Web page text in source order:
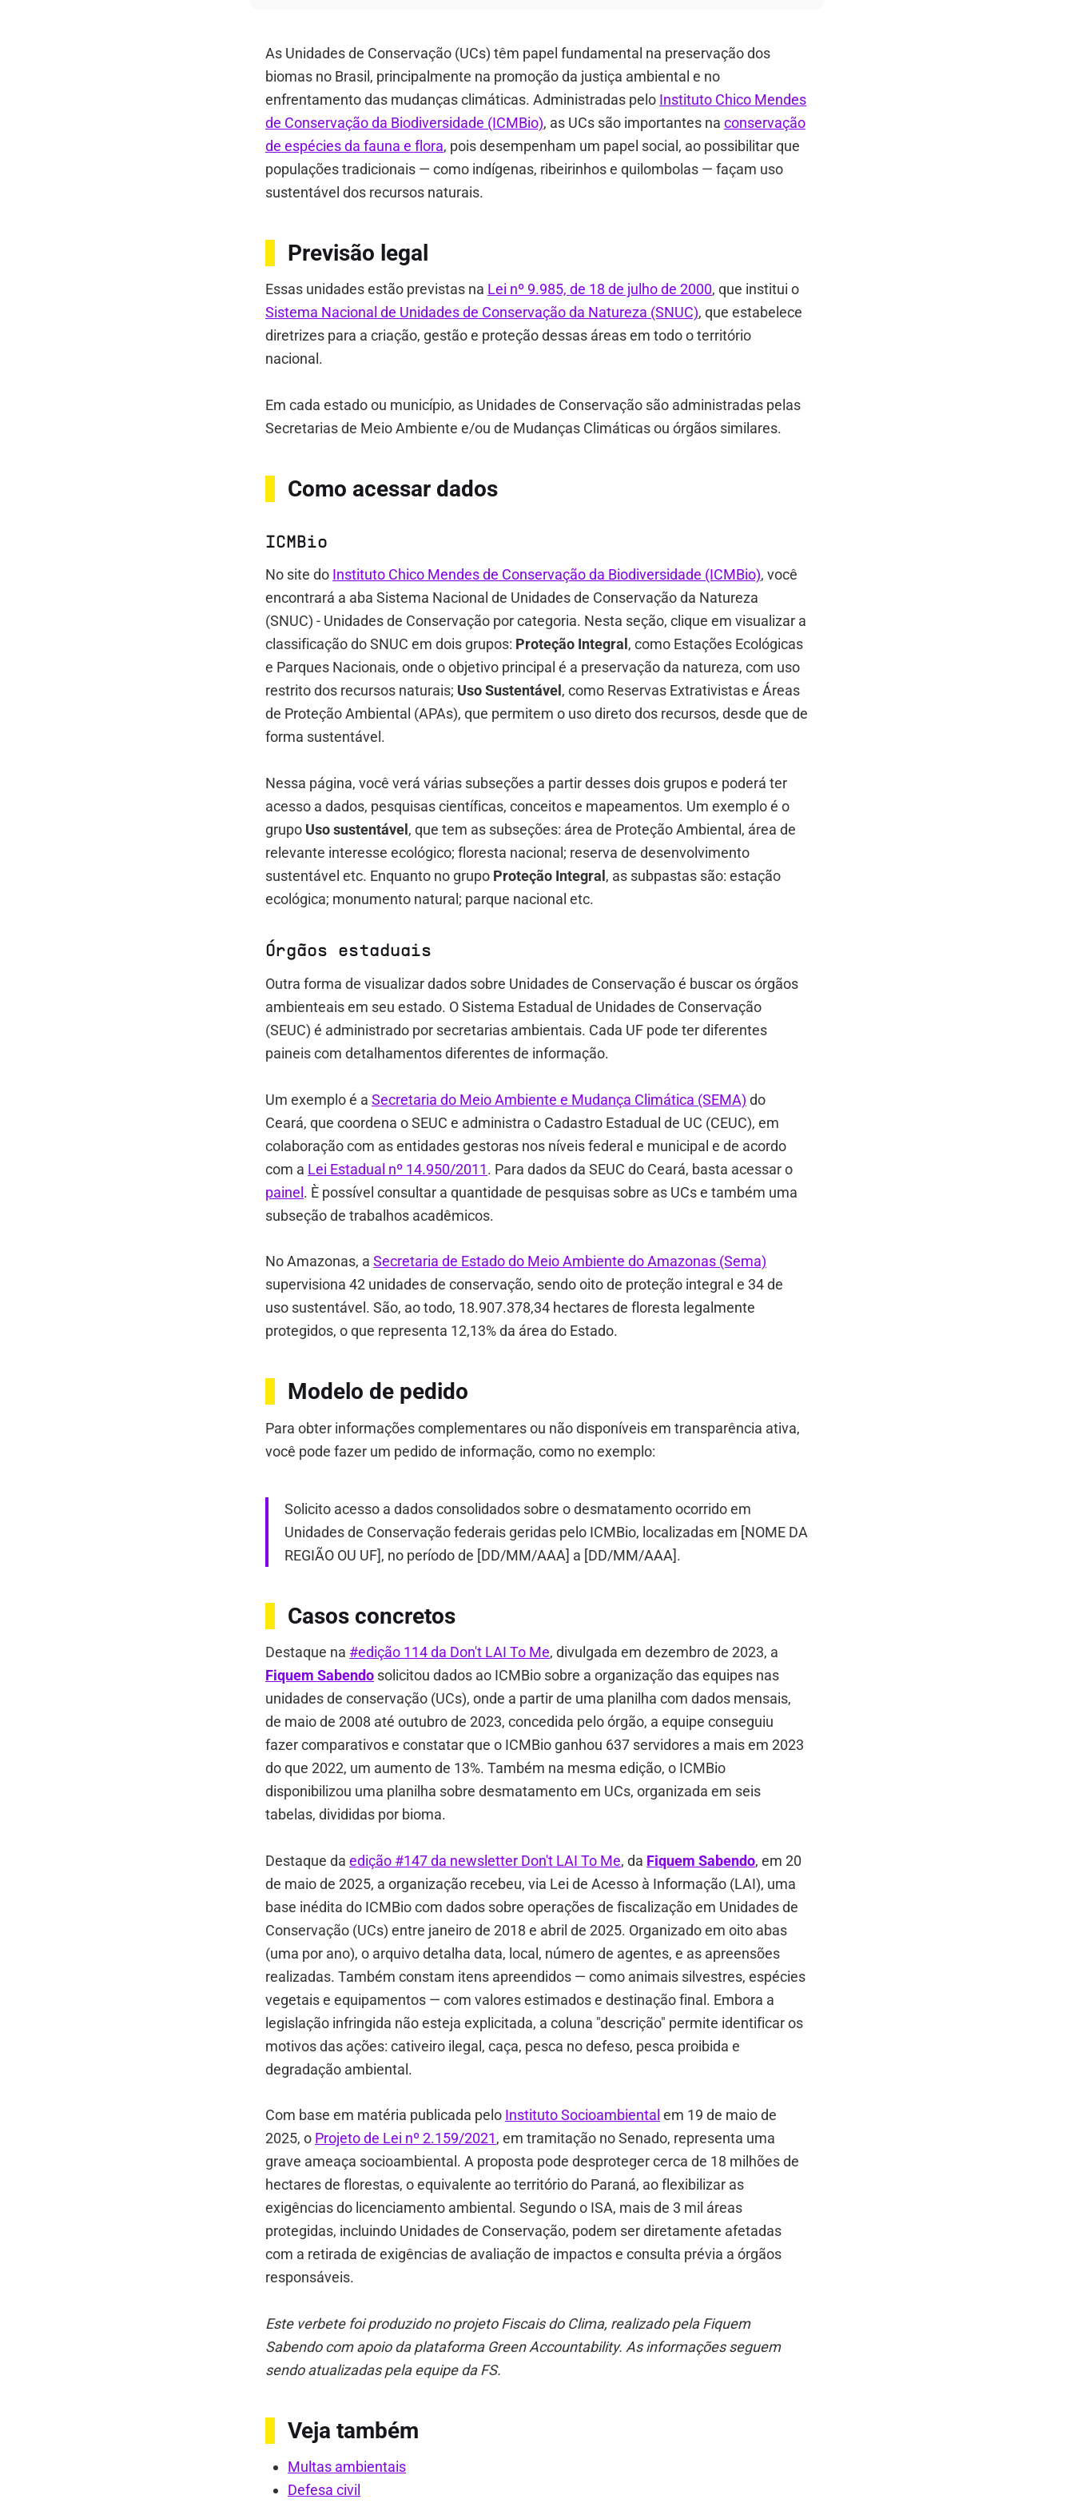
As Unidades de Conservação (UCs) têm papel fundamental na preservação dos
biomas no Brasil, principalmente na promoção da justiça ambiental e no
enfrentamento das mudanças climáticas. Administradas pelo Instituto Chico Mendes
de Conservação da Biodiversidade (ICMBio), as UCs são importantes na conservação
de espécies da fauna e flora, pois desempenham um papel social, ao possibilitar que
populações tradicionais — como indígenas, ribeirinhos e quilombolas — façam uso
sustentável dos recursos naturais.
Previsão legal
Essas unidades estão previstas na Lei nº 9.985, de 18 de julho de 2000, que institui o
Sistema Nacional de Unidades de Conservação da Natureza (SNUC), que estabelece
diretrizes para a criação, gestão e proteção dessas áreas em todo o território
nacional.
Em cada estado ou município, as Unidades de Conservação são administradas pelas
Secretarias de Meio Ambiente e/ou de Mudanças Climáticas ou órgãos similares.
Como acessar dados
ICMBio
No site do Instituto Chico Mendes de Conservação da Biodiversidade (ICMBio), você
encontrará a aba Sistema Nacional de Unidades de Conservação da Natureza
(SNUC) - Unidades de Conservação por categoria. Nesta seção, clique em visualizar a
classificação do SNUC em dois grupos: Proteção Integral , como Estações Ecológicas
e Parques Nacionais, onde o objetivo principal é a preservação da natureza, com uso
restrito dos recursos naturais; Uso Sustentável , como Reservas Extrativistas e Áreas
de Proteção Ambiental (APAs), que permitem o uso direto dos recursos, desde que de
forma sustentável.
Nessa página, você verá várias subseções a partir desses dois grupos e poderá ter
acesso a dados, pesquisas científicas, conceitos e mapeamentos. Um exemplo é o
grupo Uso sustentável , que tem as subseções: área de Proteção Ambiental, área de
relevante interesse ecológico; floresta nacional; reserva de desenvolvimento
sustentável etc. Enquanto no grupo Proteção Integral , as subpastas são: estação
ecológica; monumento natural; parque nacional etc.
Órgãos estaduais
Outra forma de visualizar dados sobre Unidades de Conservação é buscar os órgãos
ambienteais em seu estado. O Sistema Estadual de Unidades de Conservação
(SEUC) é administrado por secretarias ambientais. Cada UF pode ter diferentes
paineis com detalhamentos diferentes de informação.
Um exemplo é a Secretaria do Meio Ambiente e Mudança Climática (SEMA) do
Ceará, que coordena o SEUC e administra o Cadastro Estadual de UC (CEUC), em
colaboração com as entidades gestoras nos níveis federal e municipal e de acordo
com a Lei Estadual nº 14.950/2011. Para dados da SEUC do Ceará, basta acessar o
painel. È possível consultar a quantidade de pesquisas sobre as UCs e também uma
subseção de trabalhos acadêmicos.
No Amazonas, a Secretaria de Estado do Meio Ambiente do Amazonas (Sema)
supervisiona 42 unidades de conservação, sendo oito de proteção integral e 34 de
uso sustentável. São, ao todo, 18.907.378,34 hectares de floresta legalmente
protegidos, o que representa 12,13% da área do Estado.
Modelo de pedido
Para obter informações complementares ou não disponíveis em transparência ativa,
você pode fazer um pedido de informação, como no exemplo:
Solicito acesso a dados consolidados sobre o desmatamento ocorrido em
Unidades de Conservação federais geridas pelo ICMBio, localizadas em [NOME DA
REGIÃO OU UF], no período de [DD/MM/AAA] a [DD/MM/AAA].
Casos concretos
Destaque na #edição 114 da Don't LAI To Me, divulgada em dezembro de 2023, a
Fiquem Sabendo solicitou dados ao ICMBio sobre a organização das equipes nas
unidades de conservação (UCs), onde a partir de uma planilha com dados mensais,
de maio de 2008 até outubro de 2023, concedida pelo órgão, a equipe conseguiu
fazer comparativos e constatar que o ICMBio ganhou 637 servidores a mais em 2023
do que 2022, um aumento de 13%. Também na mesma edição, o ICMBio
disponibilizou uma planilha sobre desmatamento em UCs, organizada em seis
tabelas, divididas por bioma.
Destaque da edição #147 da newsletter Don't LAI To Me, da Fiquem Sabendo, em 20
de maio de 2025, a organização recebeu, via Lei de Acesso à Informação (LAI), uma
base inédita do ICMBio com dados sobre operações de fiscalização em Unidades de
Conservação (UCs) entre janeiro de 2018 e abril de 2025. Organizado em oito abas
(uma por ano), o arquivo detalha data, local, número de agentes, e as apreensões
realizadas. Também constam itens apreendidos — como animais silvestres, espécies
vegetais e equipamentos — com valores estimados e destinação final. Embora a
legislação infringida não esteja explicitada, a coluna "descrição" permite identificar os
motivos das ações: cativeiro ilegal, caça, pesca no defeso, pesca proibida e
degradação ambiental.
Com base em matéria publicada pelo Instituto Socioambiental em 19 de maio de
2025, o Projeto de Lei nº 2.159/2021, em tramitação no Senado, representa uma
grave ameaça socioambiental. A proposta pode desproteger cerca de 18 milhões de
hectares de florestas, o equivalente ao território do Paraná, ao flexibilizar as
exigências do licenciamento ambiental. Segundo o ISA, mais de 3 mil áreas
protegidas, incluindo Unidades de Conservação, podem ser diretamente afetadas
com a retirada de exigências de avaliação de impactos e consulta prévia a órgãos
responsáveis.
Este verbete foi produzido no projeto Fiscais do Clima, realizado pela Fiquem
Sabendo com apoio da plataforma Green Accountability. As informações seguem
sendo atualizadas pela equipe da FS.
Veja também
Multas ambientais
Defesa civil